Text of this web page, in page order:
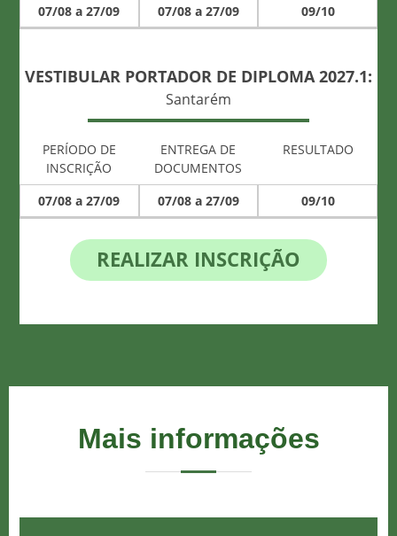
07/08 a 27/09 07/08 a 27/09 09/10
VESTIBULAR PORTADOR DE DIPLOMA 2027.1:
Santarém
PERÍODO DE
INSCRIÇÃO
ENTREGA DE
DOCUMENTOS
RESULTADO
07/08 a 27/09 07/08 a 27/09 09/10
REALIZAR INSCRIÇÃO
Mais informações